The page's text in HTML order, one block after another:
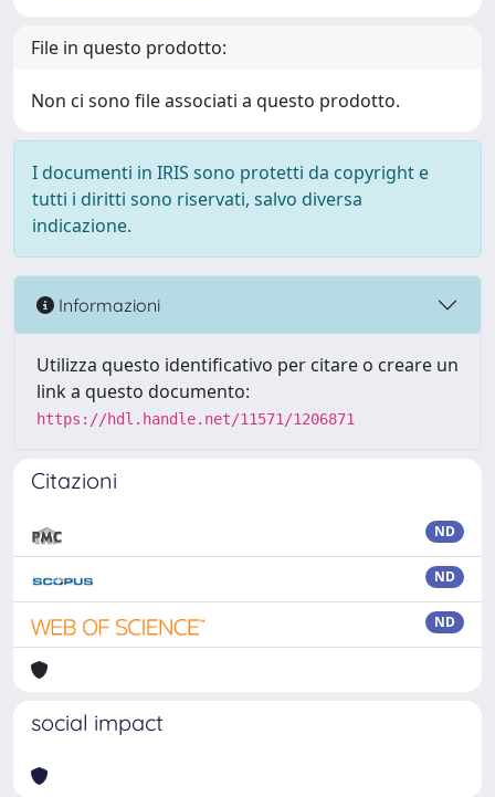
File in questo prodotto:
Non ci sono file associati a questo prodotto.
I documenti in IRIS sono protetti da copyright e
tutti i diritti sono riservati, salvo diversa
indicazione.
Informazioni
Utilizza questo identificativo per citare o creare un
link a questo documento:
https://hdl.handle.net/11571/1206871
Citazioni
ND
ND
ND
social impact